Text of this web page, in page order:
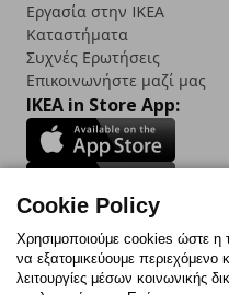
Εργασία στην IKEA
Καταστήματα
Συχνές Ερωτήσεις
Επικοινωνήστε μαζί μας
IKEA in Store App:
Follow us:
FacebookInstagram
TikTok
Cookie Policy
Χρησιμοποιούμε cookies ώστε η
να εξατομικεύουμε περιεχόμενο
λειτουργίες μέσων κοινωνικής